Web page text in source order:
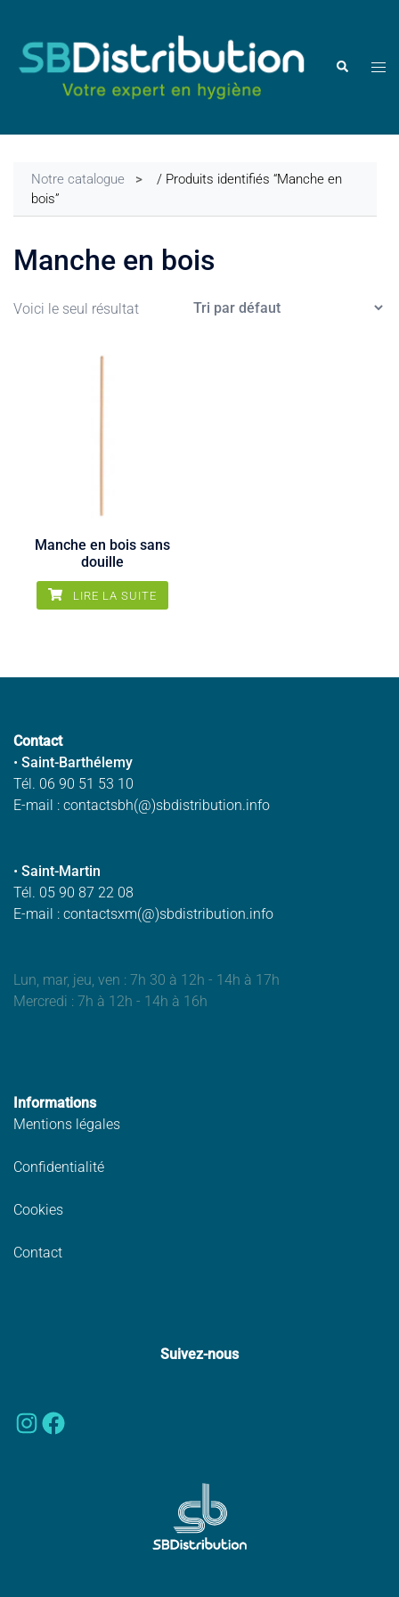
contenu
Rechercher
Notre catalogue
/ Produits identifiés “Manche en
bois”
Manche en bois
Voici le seul résultat
Manche en bois sans
douille
LIRE LA SUITE
Contact
• Saint-Barthélemy
Tél. 06 90 51 53 10
E-mail : contactsbh(@)sbdistribution.info
• Saint-Martin
Tél. 05 90 87 22 08
E-mail : contactsxm(@)sbdistribution.info
Lun, mar, jeu, ven : 7h 30 à 12h - 14h à 17h
Mercredi : 7h à 12h - 14h à 16h
Informations
Mentions légales
Confidentialité
Cookies
Contact
Suivez-nous
Instagram
Facebook